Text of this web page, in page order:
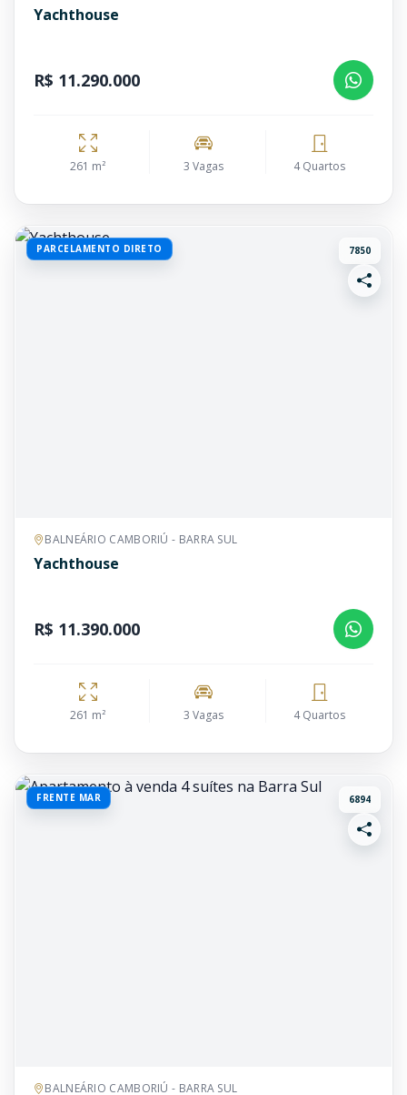
Yachthouse
R$ 11.290.000
261 m² 3 Vagas 4 Quartos
PARCELAMENTO DIRETO 7850
BALNEÁRIO CAMBORIÚ - BARRA SUL
Yachthouse
R$ 11.390.000
261 m² 3 Vagas 4 Quartos
FRENTE MAR 6894
BALNEÁRIO CAMBORIÚ - BARRA SUL